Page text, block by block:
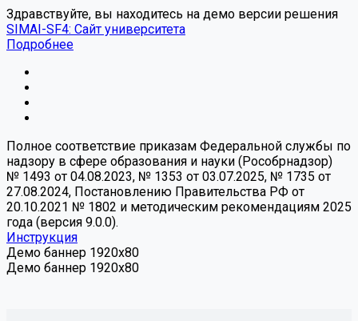
Здравствуйте, вы находитесь на демо версии решения
SIMAI-SF4: Сайт университета
Подробнее
Полное соответствие приказам Федеральной службы по
надзору в сфере образования и науки (Рособрнадзор)
№ 1493 от 04.08.2023, № 1353 от 03.07.2025, № 1735 от
27.08.2024, Постановлению Правительства РФ от
20.10.2021 № 1802 и методическим рекомендациям 2025
года (версия 9.0.0).
Инструкция
Демо баннер 1920x80
Демо баннер 1920x80